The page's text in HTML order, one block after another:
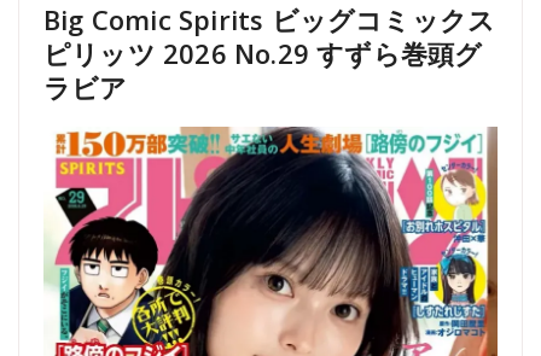
Big Comic Spirits ビッグコミックス
ピリッツ 2026 No.29 すずら巻頭グ
ラビア